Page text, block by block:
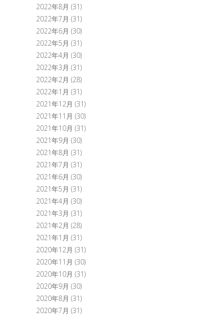
2022年8月 (31)
2022年7月 (31)
2022年6月 (30)
2022年5月 (31)
2022年4月 (30)
2022年3月 (31)
2022年2月 (28)
2022年1月 (31)
2021年12月 (31)
2021年11月 (30)
2021年10月 (31)
2021年9月 (30)
2021年8月 (31)
2021年7月 (31)
2021年6月 (30)
2021年5月 (31)
2021年4月 (30)
2021年3月 (31)
2021年2月 (28)
2021年1月 (31)
2020年12月 (31)
2020年11月 (30)
2020年10月 (31)
2020年9月 (30)
2020年8月 (31)
2020年7月 (31)